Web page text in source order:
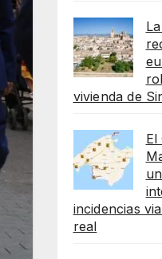
vivienda de
El
incidencias
real